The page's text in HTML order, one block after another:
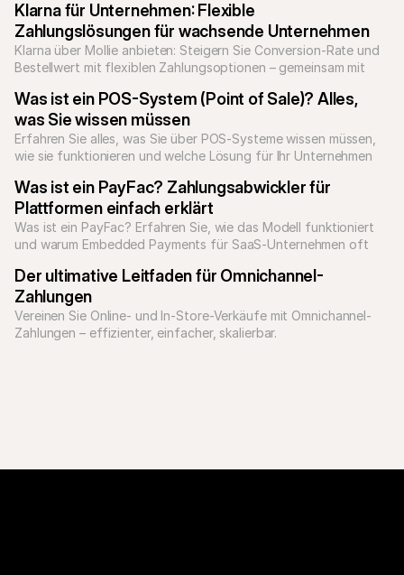
Klarna für Unternehmen: Flexible
Zahlungslösungen für wachsende Unternehmen
Klarna über Mollie anbieten: Steigern Sie Conversion-Rate und
Bestellwert mit flexiblen Zahlungsoptionen – gemeinsam mit
Was ist ein POS-System (Point of Sale)? Alles,
was Sie wissen müssen
Erfahren Sie alles, was Sie über POS-Systeme wissen müssen,
wie sie funktionieren und welche Lösung für Ihr Unternehmen
Was ist ein PayFac? Zahlungsabwickler für
Plattformen einfach erklärt
Was ist ein PayFac? Erfahren Sie, wie das Modell funktioniert
und warum Embedded Payments für SaaS-Unternehmen oft
Der ultimative Leitfaden für Omnichannel-
Zahlungen
Vereinen Sie Online- und In-Store-Verkäufe mit Omnichannel-
Zahlungen – effizienter, einfacher, skalierbar.